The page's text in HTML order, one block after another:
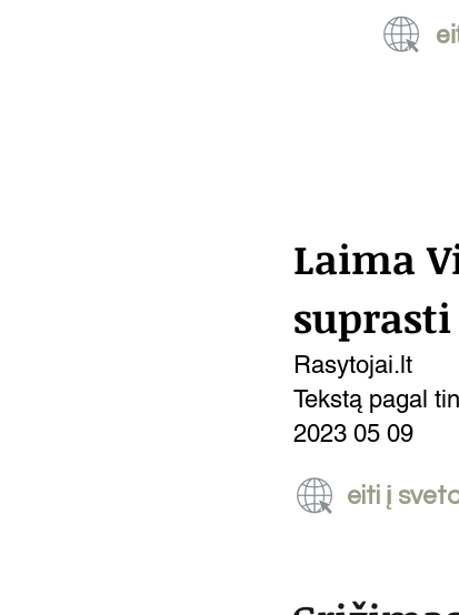
Laima
suprasti
Rasytojai.lt
Tekstą pagal
2023 05 09
eiti į